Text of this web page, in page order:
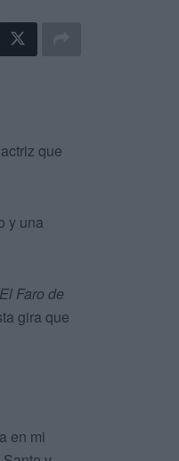
que
y una
El Faro de
gira que
en mi